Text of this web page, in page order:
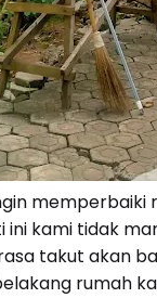
kami tidak
takut akan
rumah